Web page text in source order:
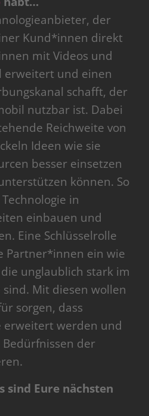
der
Kund*innen direkt
mit Videos und
erweitert und einen
schafft, der
nutzbar ist. Dabei
Reichweite von
Ideen wie sie
besser einsetzen
können. So
in
einbauen und
Eine Schlüsselrolle
Partner*innen ein wie
unglaublich stark im
sind. Mit diesen wollen
sorgen, dass
erweitert werden und
der
sind Eure nächsten